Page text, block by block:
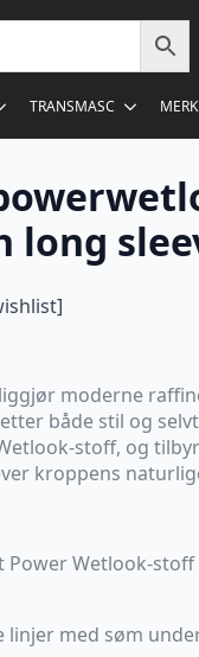
TRANSMASC
long
moderne
både stil og
stoff, og
kroppens
Power Wetlook-
linjer med søm